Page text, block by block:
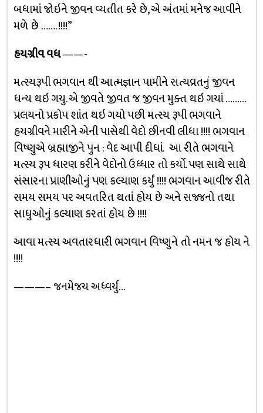
બધામાં જોઇને જીવન વ્યતીત કરે છે, એ અંતમાં મનેજ આવીને
મળે છે ……. !!!!”
હયગ્રીવ વધ——-
મત્સ્યરૂપી ભગવાન થી આત્મજ્ઞાન પામીને સત્યવ્રતનું જીવન
ધન્ય થઇ ગયુ. એ જીવતે જીવત જ જીવન મુક્ત થઇ ગયાં ………
પ્રલયનો પ્રકોપ શાંત થઇ ગયો પછી મત્સ્ય રૂપી ભગવાને
હયગ્રીવને મારીને એની પાસેથી વેદો છીનવી લીધા !!!! ભગવાન
વિષ્ણુએ બ્રહ્માજીને પુન : વેદ આપી દીધાં. આ રીતે ભગવાને
મત્સ્ય રૂપ ધારણ કરીને વેદોનો ઉધ્ધાર તો કર્યો. પણ સાથે સાથે
સંસારના પ્રાણીઓનું પણ કલ્યાણ કર્યું !!!! ભગવાન આવીજ રીતે
સમય સમય પર અવતરિત થતાં હોય છે અને સજ્જનો તથા
સાધુઓનું કલ્યાણ કરતાં હોય છે !!!!
આવા મત્સ્ય અવતારધારી ભગવાન વિષ્ણુને તો નમન જ હોય ને
!!!!
———– જનમેજય અધ્વર્યુ…